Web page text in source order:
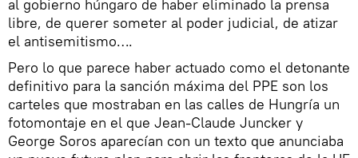
al gobierno húngaro de haber eliminado la prensa
libre, de querer someter al poder judicial, de atizar
el antisemitismo….
Pero lo que parece haber actuado como el detonante
definitivo para la sanción máxima del PPE son los
carteles que mostraban en las calles de Hungría un
fotomontaje en el que Jean-Claude Juncker y
George Soros aparecían con un texto que anunciaba